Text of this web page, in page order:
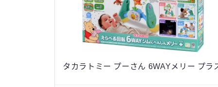
タカラトミー プーさん 6WAYメリー プラ